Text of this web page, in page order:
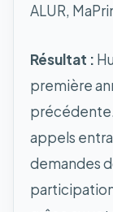
ALUR,
Résultat :
première
appels
demandes
participation